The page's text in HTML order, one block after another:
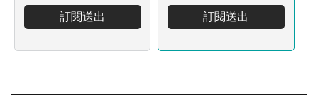
訂閱送出 訂閱送出